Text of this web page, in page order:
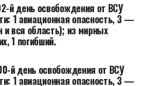
й день освобождения от ВСУ
1 авиационная опасность, 3 —
вся область); из мирных
1 погибший.
й день освобождения от ВСУ
1 авиационная опасность, 3 —